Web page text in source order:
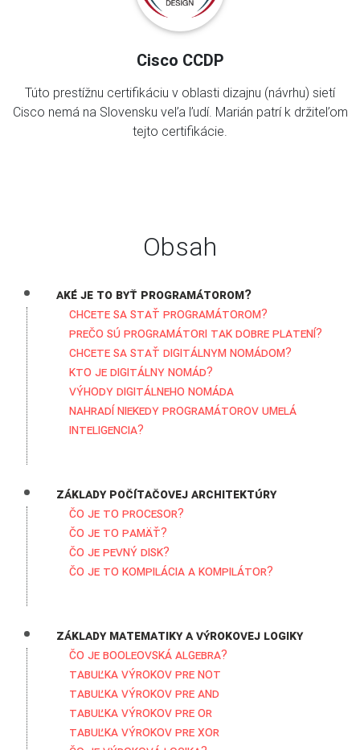
Cisco CCDP
Túto prestížnu certifikáciu v oblasti dizajnu (návrhu) sietí
Cisco nemá na Slovensku veľa ľudí. Marián patrí k držiteľom
tejto certifikácie.
Obsah
Aké je to byť programátorom?
Chcete sa stať programátorom?
Prečo sú programátori tak dobre platení?
Chcete sa stať digitálnym nomádom?
Kto je digitálny nomád?
Výhody digitálneho nomáda
Nahradí niekedy programátorov umelá
inteligencia?
Základy počítačovej architektúry
Čo je to procesor?
Čo je to pamäť?
Čo je pevný disk?
Čo je to kompilácia a kompilátor?
Základy matematiky a výrokovej logiky
Čo je Booleovská algebra?
Tabuľka výrokov pre NOT
Tabuľka výrokov pre AND
Tabuľka výrokov pre OR
Tabuľka výrokov pre XOR